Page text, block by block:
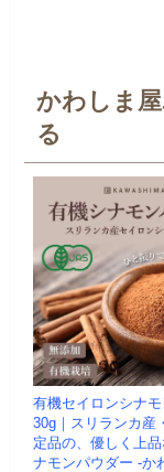
かわしま
る
有機セイロンシナ
30g｜スリランカ産
定品の、優しく上
ナモンパウダー -か